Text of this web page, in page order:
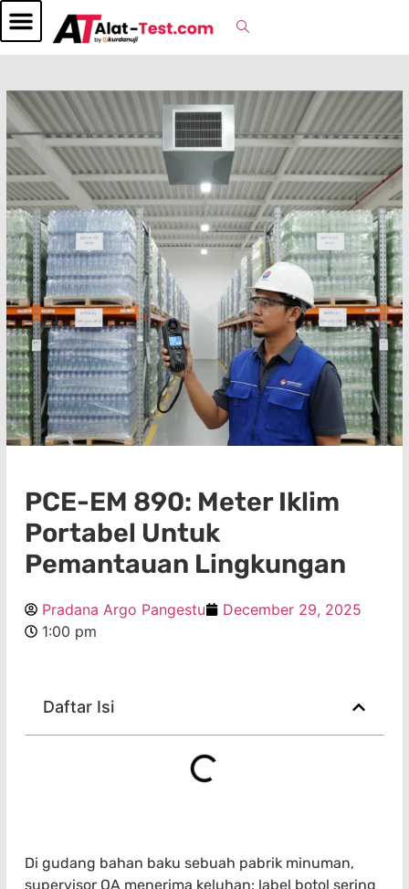
PCE-EM 890: Meter Iklim
Portabel Untuk
Pemantauan Lingkungan
Pradana Argo Pangestu
December 29, 2025
1:00 pm
Daftar Isi
Di gudang bahan baku sebuah pabrik minuman,
supervisor QA menerima keluhan: label botol sering